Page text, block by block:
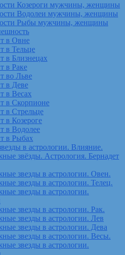
Козероги мужчины, женщины
Водолеи мужчины, женщины
Рыбы мужчины, женщины
в Овне
в Тельце
в Близнецах
в Раке
во Льве
в Деве
в Весах
в Скорпионе
в Стрельце
в Козероге
в Водолее
в Рыбах
в астрологии. Влияние.
звёзды. Астрология. Бернадет
звезды в астрологии. Овен.
звезды в астрологии. Телец.
звезды в астрологии.
звезды в астрологии. Рак.
звезды в астрологии. Лев
звезды в астрологии. Дева
звезды в астрологии. Весы.
звезды в астрологии.